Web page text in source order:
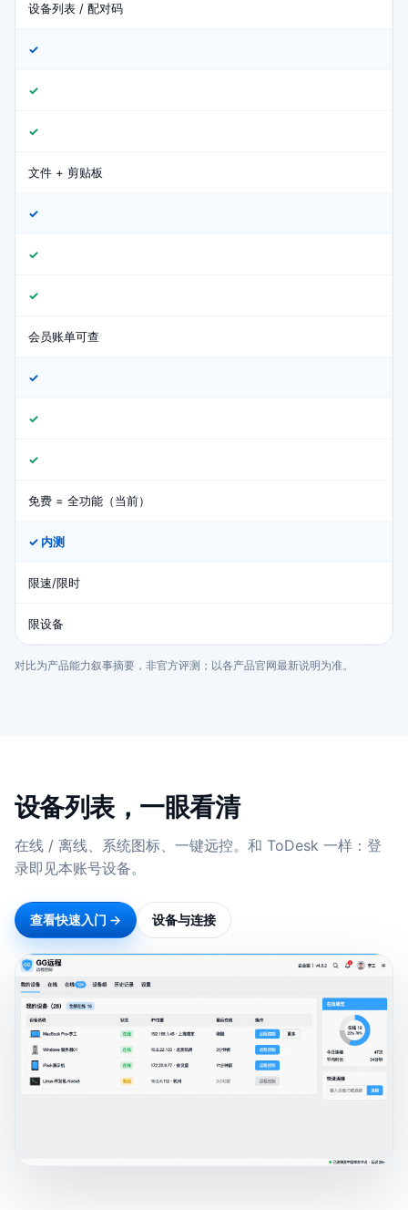
设备列表 / 配对码
✓
✓
✓
文件 + 剪贴板
✓
✓
✓
会员账单可查
✓
✓
✓
免费 = 全功能（当前）
✓ 内测
限速/限时
限设备
对比为产品能力叙事摘要，非官方评测；以各产品官网最新说明为准。
设备列表，一眼看清
在线 / 离线、系统图标、一键远控。和 ToDesk 一样：登
录即见本账号设备。
查看快速入门 → 设备与连接